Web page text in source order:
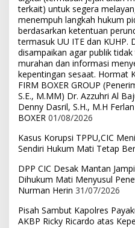
terkait) untuk segera
menempuh langkah hukum
berdasarkan ketentuan
termasuk UU ITE dan KUHP.
disampaikan agar publik
murahan dan informasi
kepentingan sesaat. Hormat
FIRM BOXER GROUP
S.E., M.MM) Dr. Azzuhri Al
Denny Dasril, S.H., M.H
BOXER 01/08/2026
Kasus Korupsi TPPU,CIC
Sendiri Hukum Mati Tetap
DPP CIC Desak Mantan
Dihukum Mati Menyusul
Nurman Herin 31/07/2026
Pisah Sambut Kapolres
AKBP Ricky Ricardo atas